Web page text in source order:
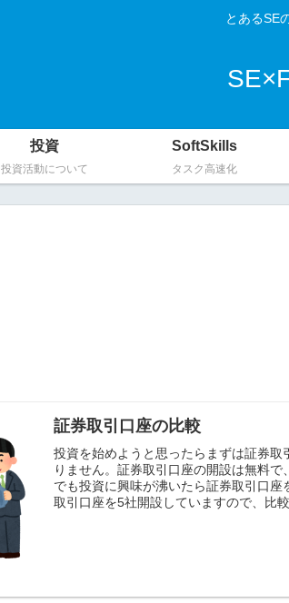
とあるSE
投資
投資活動について
SoftSkills
タスク高速化
証券取引口座の比較
投資を始めようと思ったらまずは証券取
りません。証券取引口座の開設は無料で
でも投資に興味が沸いたら証券取引口座
取引口座を5社開設していますので、比